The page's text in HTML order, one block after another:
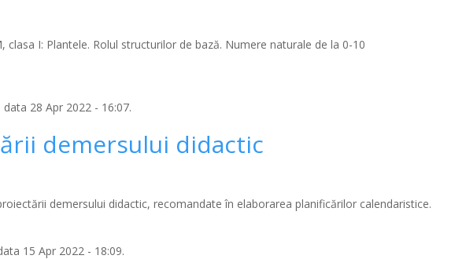
clasa I: Plantele. Rolul structurilor de bază. Numere naturale de la 0-10
data 28 Apr 2022 - 16:07.
demersului didactic
demersului didactic, recomandate în elaborarea planificărilor calendaristice.
15 Apr 2022 - 18:09.